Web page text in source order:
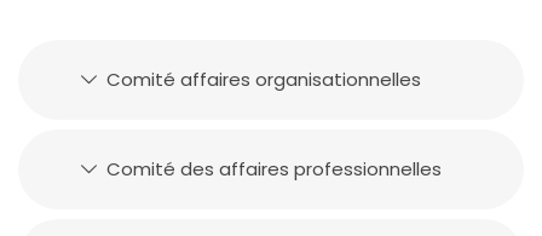
Comité affaires organisationnelles
Comité des affaires professionnelles